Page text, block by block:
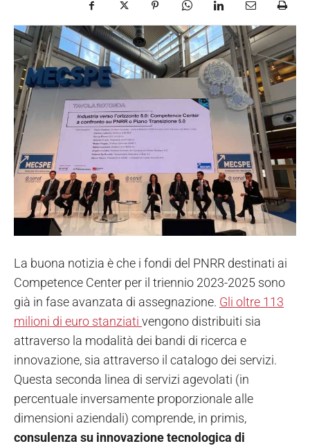
La buona notizia è che i fondi del PNRR destinati ai
Competence Center per il triennio 2023-2025 sono
già in fase avanzata di assegnazione. Gli oltre 113
milioni di euro stanziati vengono distribuiti sia
attraverso la modalità dei bandi di ricerca e
innovazione, sia attraverso il catalogo dei servizi.
Questa seconda linea di servizi agevolati (in
percentuale inversamente proporzionale alle
dimensioni aziendali) comprende, in primis,
consulenza su innovazione tecnologica di